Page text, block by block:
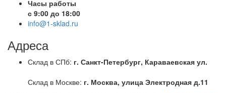
Часы работы
с 9:00 до 18:00
info@1-sklad.ru
Адреса
Склад в СПб: г. Санкт-Петербург, Караваевская ул.
Склад в Москве: г. Москва, улица Электродная д.11